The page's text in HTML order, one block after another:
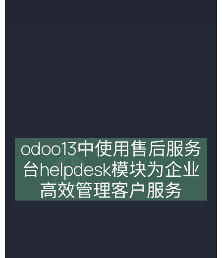
odoo13中使用售后服务
台helpdesk模块为企业
高效管理客户服务